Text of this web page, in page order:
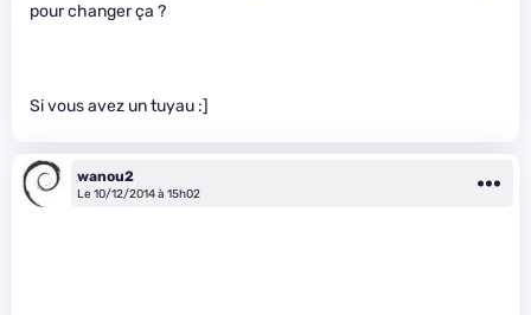
pour changer ça ?
Si vous avez un tuyau :]
wanou2
Le 10/12/2014 à 15h02